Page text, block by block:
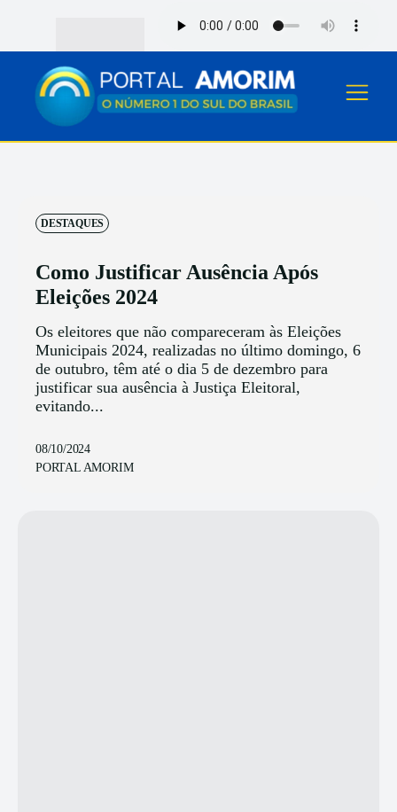
DESTAQUES
Como Justificar Ausência Após
Eleições 2024
Os eleitores que não compareceram às Eleições
Municipais 2024, realizadas no último domingo, 6
de outubro, têm até o dia 5 de dezembro para
justificar sua ausência à Justiça Eleitoral,
evitando...
08/10/2024
PORTAL AMORIM